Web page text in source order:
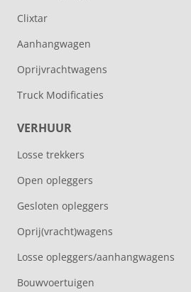
Clixtar
Aanhangwagen
Oprijvrachtwagens
Truck Modificaties
VERHUUR
Losse trekkers
Open opleggers
Gesloten opleggers
Oprij(vracht)wagens
Losse opleggers/aanhangwagens
Bouwvoertuigen